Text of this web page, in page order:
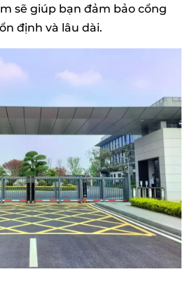
sẽ giúp bạn đảm bảo cổng
định và lâu dài.